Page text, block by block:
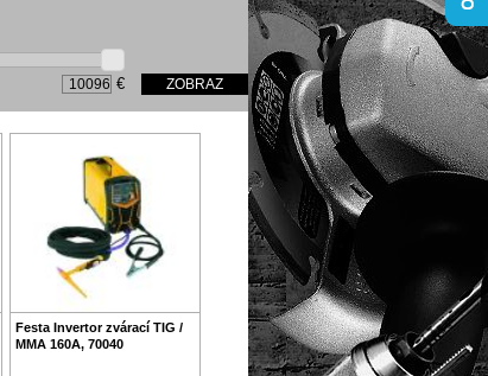
€
Festa Invertor zvárací TIG /
MMA 160A, 70040